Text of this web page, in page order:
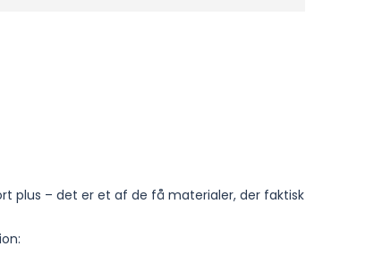
plus – det er et af de få materialer, der faktisk